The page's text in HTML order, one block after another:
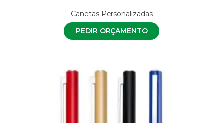
Canetas Personalizadas
PEDIR ORÇAMENTO